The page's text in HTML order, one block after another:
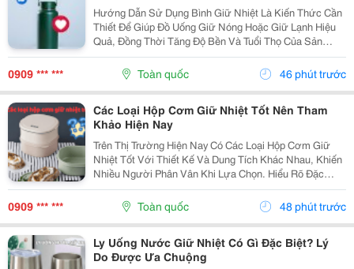
Hướng Dẫn Sử Dụng Bình Giữ Nhiệt Là Kiến Thức Cần
Thiết Để Giúp Đồ Uống Giữ Nóng Hoặc Giữ Lạnh Hiệu
Quả, Đồng Thời Tăng Độ Bền Và Tuổi Thọ Của Sản
Phẩm. Trong Bài Viết Này, Cozycup Sẽ Chia Sẻ Cách Vệ
Sinh Bình Trước Khi Sử Dụng, Cách Dùng Đúng Mỗi...
0909 *** *** Toàn quốc 46 phút trước
Các Loại Hộp Cơm Giữ Nhiệt Tốt Nên Tham
Khảo Hiện Nay
Trên Thị Trường Hiện Nay Có Các Loại Hộp Cơm Giữ
Nhiệt Tốt Với Thiết Kế Và Dung Tích Khác Nhau, Khiến
Nhiều Người Phân Vân Khi Lựa Chọn. Hiểu Rõ Đặc
Điểm Của Từng Loại Sẽ Giúp Bạn Dễ Dàng Tìm Được
Sản Phẩm Phù Hợp Với Nhu Cầu Sử Dụng Hằng Ngày.
0909 *** *** Toàn quốc 48 phút trước
Ly Uống Nước Giữ Nhiệt Có Gì Đặc Biệt? Lý
Do Được Ưa Chuộng